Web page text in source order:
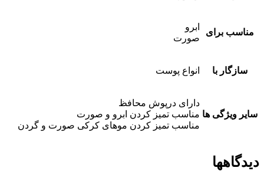
مناسب برای
ابرو
صورت
سازگار با انواع پوست
سایر ویژگی ها
دارای درپوش محافظ
مناسب تمیز کردن ابرو و صورت
مناسب تمیز کردن موهای کرکی صورت و گردن
دیدگاهها